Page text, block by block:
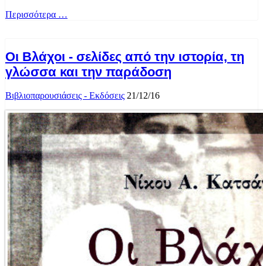
Περισσότερα …
Οι Βλάχοι - σελίδες από την ιστορία, τη
γλώσσα και την παράδοση
Βιβλιοπαρουσιάσεις - Εκδόσεις 21/12/16